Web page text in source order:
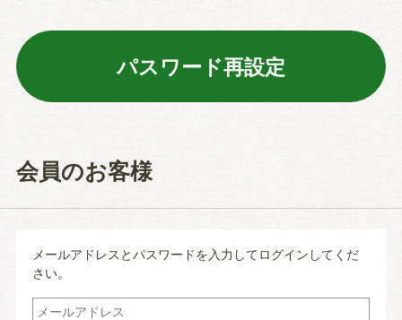
会員のお客様
メールアドレスとパスワードを入力してログインしてくだ
さい。